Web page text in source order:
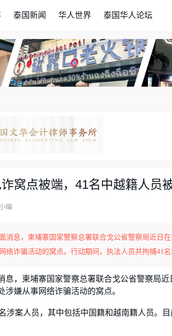
泰国新闻 华人世界 泰国华人论坛
窝点被端，41名中越籍人员
编
消息，柬埔寨国家警察总署联合戈公省警察局近日
络诈骗活动的窝点。行动期间，执法人员共拘捕41
息，柬埔寨国家警察总署联合戈公省警察局
嫌从事网络诈骗活动的窝点。
涉案人员，其中包括中国籍和越南籍人员。